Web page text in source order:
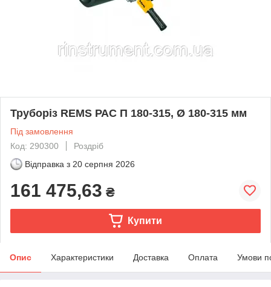
Труборіз REMS РАС П 180-315, Ø 180-315 мм
Під замовлення
Код: 290300
Роздріб
Відправка з 20 серпня 2026
161 475,63 ₴
Купити
Опис Характеристики Доставка Оплата Умови